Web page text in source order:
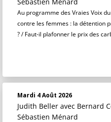
Au programme des Vraies Voix
contre les femmes : la détention
? / Faut-il plafonner le prix des
Mardi 4 Août 2026
Judith Beller avec Bernard
Sébastien Ménard